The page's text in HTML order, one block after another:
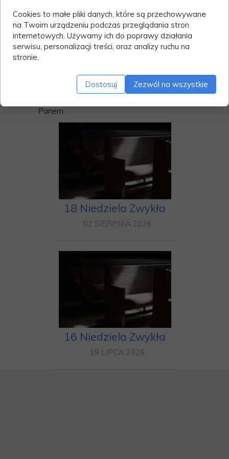
6. W każdą niedzielę na godzinę 12:00,
zapraszamy Rodziców i Dzieci
Pierwszokomunijne
Bóg Zapłać za ofiary na tacę podczas
Wszystkim Parafianom oraz Gościom
życzymy błogosławionej niedzieli oraz
Panem.
18 Niedziela Zwykła
02 SIERPNIA 2026
16 Niedziela Zwykła
19 LIPCA 2026
Cookies to małe pliki danych, które są przechowywane
na Twoim urządzeniu podczas przeglądania stron
internetowych. Używamy ich do poprawy działania
serwisu, personalizacji treści, oraz analizy ruchu na
stronie.
Dostosuj Zezwól na wszystkie